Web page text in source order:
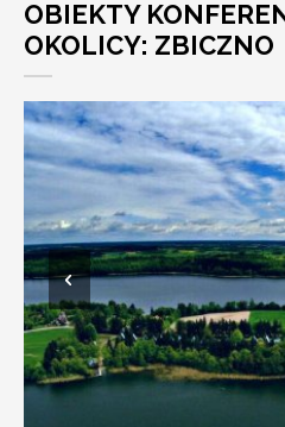
OBIEKTY
OKOLICY: ZBICZNO